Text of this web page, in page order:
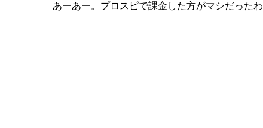
あーあー。プロスピで課金した方がマシだったわ